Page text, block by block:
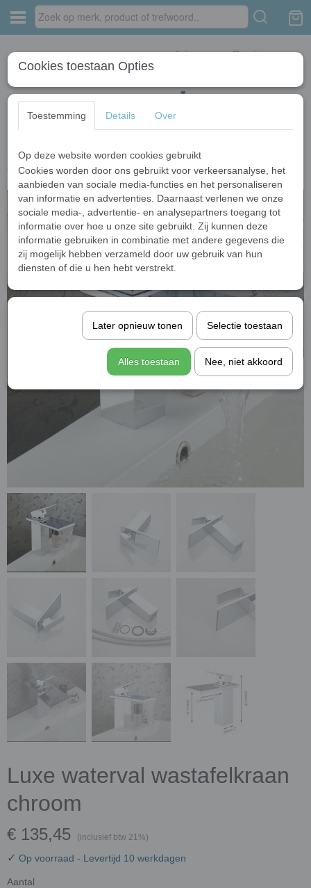
Inloggen Registreren
Home › Wastafelkranen › Chroom kranen › Luxe waterval wastafelkraan
chroom
Luxe waterval wastafelkraan
chroom
€ 135,45 (inclusief btw 21%)
✓ Op voorraad - Levertijd 10 werkdagen
Aantal
Cookies toestaan Opties
Toestemming Details Over
Op deze website worden cookies gebruikt
Cookies worden door ons gebruikt voor verkeersanalyse, het
aanbieden van sociale media-functies en het personaliseren
van informatie en advertenties. Daarnaast verlenen we onze
sociale media-, advertentie- en analysepartners toegang tot
informatie over hoe u onze site gebruikt. Zij kunnen deze
informatie gebruiken in combinatie met andere gegevens die
zij mogelijk hebben verzameld door uw gebruik van hun
diensten of die u hen hebt verstrekt.
Later opnieuw tonen Selectie toestaan
Alles toestaan Nee, niet akkoord